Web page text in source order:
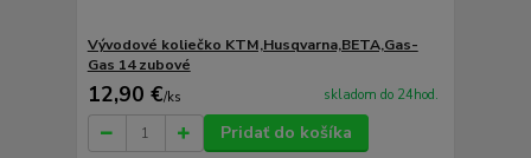
Vývodové koliečko KTM,Husqvarna,BETA,Gas-
Gas 14 zubové
12,90 €/ks skladom do 24hod.
Pridať do košíka